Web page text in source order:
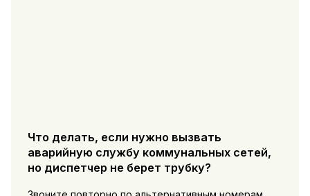
Что делать, если нужно вызвать
аварийную службу коммунальных сетей,
но диспетчер не берет трубку?